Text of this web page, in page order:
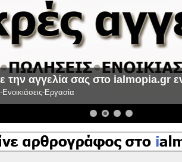
την αγγελία σας στο ialmopia.gr
Εργασία